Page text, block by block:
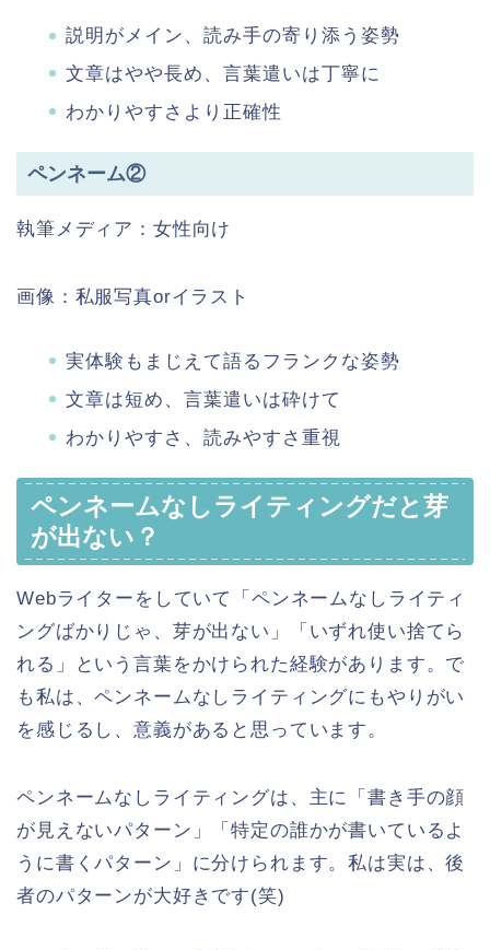
説明がメイン、読み手の寄り添う姿勢
文章はやや長め、言葉遣いは丁寧に
わかりやすさより正確性
ペンネーム②
執筆メディア：女性向け
画像：私服写真orイラスト
実体験もまじえて語るフランクな姿勢
文章は短め、言葉遣いは砕けて
わかりやすさ、読みやすさ重視
ペンネームなしライティングだと芽
が出ない？
Webライターをしていて「ペンネームなしライティ
ングばかりじゃ、芽が出ない」「いずれ使い捨てら
れる」という言葉をかけられた経験があります。で
も私は、ペンネームなしライティングにもやりがい
を感じるし、意義があると思っています。
ペンネームなしライティングは、主に「書き手の顔
が見えないパターン」「特定の誰かが書いているよ
うに書くパターン」に分けられます。私は実は、後
者のパターンが大好きです(笑)